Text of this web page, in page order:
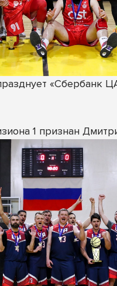
«Сбербанк
1 признан